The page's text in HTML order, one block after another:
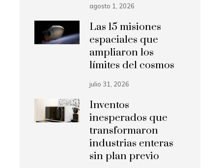
agosto 1, 2026
Las 15 misiones
espaciales que
ampliaron los
límites del cosmos
julio 31, 2026
Inventos
inesperados que
transformaron
industrias enteras
sin plan previo